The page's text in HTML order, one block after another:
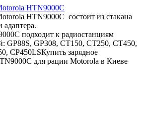
HTN9000C
HTN9000C состоит из стакана
адаптера.
подходит к радиостанциям
GP88S, GP308, CT150, CT250, CT450,
CP450LSКупить зарядное
для рации Motorola в Киеве